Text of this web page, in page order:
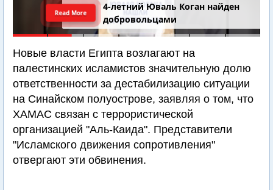
4-летний Юваль Коган найден
добровольцами
Read More
Новые власти Египта возлагают на
палестинских исламистов значительную долю
ответственности за дестабилизацию ситуации
на Синайском полуострове, заявляя о том, что
ХАМАС связан с террористической
организацией "Аль-Каида". Представители
"Исламского движения сопротивления"
отвергают эти обвинения.